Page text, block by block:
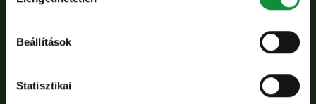
Beállítások
Statisztikai
öntetet a salátamix-szel, valamint az összes
megpirított zöldséggel alaposan összeforgatjuk.
Az Eisberg De Luxe mix halmozzuk a ropogós
fekete olívabogyóval.